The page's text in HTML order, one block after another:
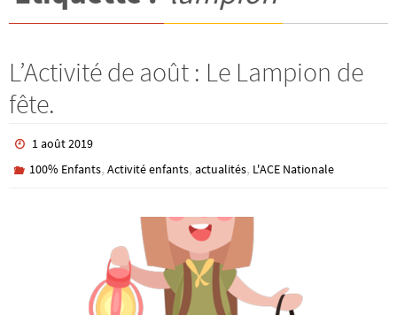
L’Activité de août : Le Lampion de
fête.
1 août 2019
100% Enfants,Activité enfants,actualités, L'ACE Nationale